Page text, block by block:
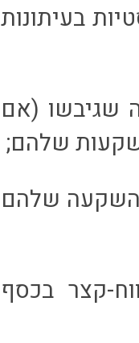
בעיתונות
שגיבשו (אם
שלהם;
שלהם
קצר בכסף